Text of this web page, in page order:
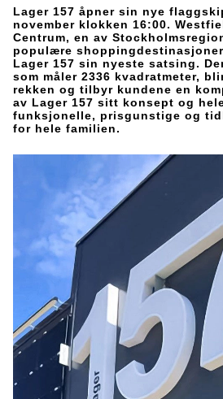
Lager 157 åpner sin nye
november klokken 16:00.
Centrum, en av
populære
Lager 157 sin nyeste satsing.
som måler 2336 kvadratmeter,
rekken og tilbyr kundene en
av Lager 157 sitt konsept og
funksjonelle, prisgunstige og
for hele familien.